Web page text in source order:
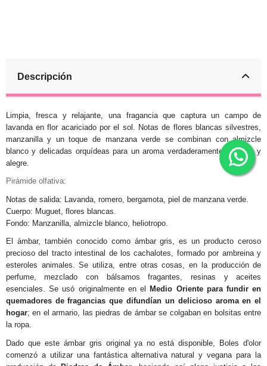
Descripción
Limpia, fresca y relajante, una fragancia que captura un campo de
lavanda en flor acariciado por el sol. Notas de flores blancas silvestres,
manzanilla y un toque de manzana verde se combinan con almizcle
blanco y delicadas orquídeas para un aroma verdaderamente radiante y
alegre.
Pirámide olfativa:
Notas de salida: Lavanda, romero, bergamota, piel de manzana verde.
Cuerpo: Muguet, flores blancas.
Fondo: Manzanilla, almizcle blanco, heliotropo.
El ámbar, también conocido como ámbar gris, es un producto ceroso
precioso del tracto intestinal de los cachalotes, formado por ambreina y
esteroles animales. Se utiliza, entre otras cosas, en la producción de
perfume, mezclado con bálsamos fragantes, resinas y aceites
esenciales. Se usó originalmente en el
Medio Oriente para fundir en
quemadores de fragancias que difundían un delicioso aroma en el
hogar; en el armario, las piedras de ámbar se colgaban en bolsitas entre
la ropa.
Dado que este ámbar gris original ya no está disponible, Boles d'olor
comenzó a utilizar una fantástica alternativa natural y vegana para la